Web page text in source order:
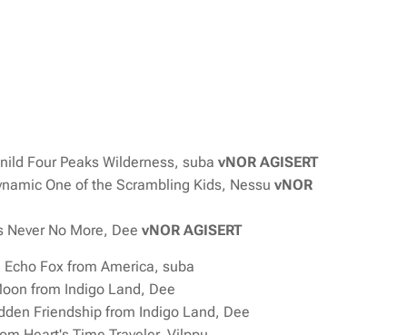
Four Peaks Wilderness, suba vNOR AGISERT
One of the Scrambling Kids, Nessu vNOR
Never No More, Dee vNOR AGISERT
Fox from America, suba
from Indigo Land, Dee
Friendship from Indigo Land, Dee